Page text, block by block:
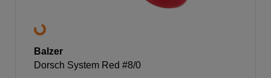
Balzer
Dorsch System Red #8/0